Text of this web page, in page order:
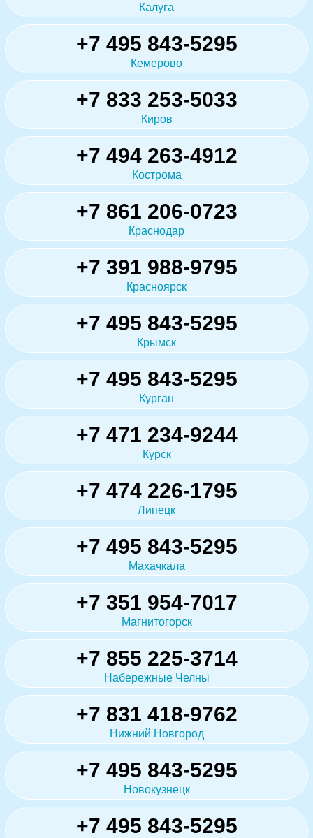
Калуга
+7 495 843-5295
Кемерово
+7 833 253-5033
Киров
+7 494 263-4912
Кострома
+7 861 206-0723
Краснодар
+7 391 988-9795
Красноярск
+7 495 843-5295
Крымск
+7 495 843-5295
Курган
+7 471 234-9244
Курск
+7 474 226-1795
Липецк
+7 495 843-5295
Махачкала
+7 351 954-7017
Магнитогорск
+7 855 225-3714
Набережные Челны
+7 831 418-9762
Нижний Новгород
+7 495 843-5295
Новокузнецк
+7 495 843-5295